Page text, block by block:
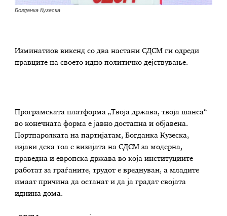
Богданка Кузеска
Изминатиов викенд со два настани СДСМ ги одреди
правците на своето идно политичко дејствување.
Програмската платформа „Твоја држава, твоја шанса“
во конечната форма е јавно достапна и објавена.
Портпаролката на партијатам, Богданка Кузеска,
изјави дека тоа е визијата на СДСМ за модерна,
праведна и европска држава во која институциите
работат за граѓаните, трудот е вреднуван, а младите
имаат причина да останат и да ја градат својата
иднина дома.